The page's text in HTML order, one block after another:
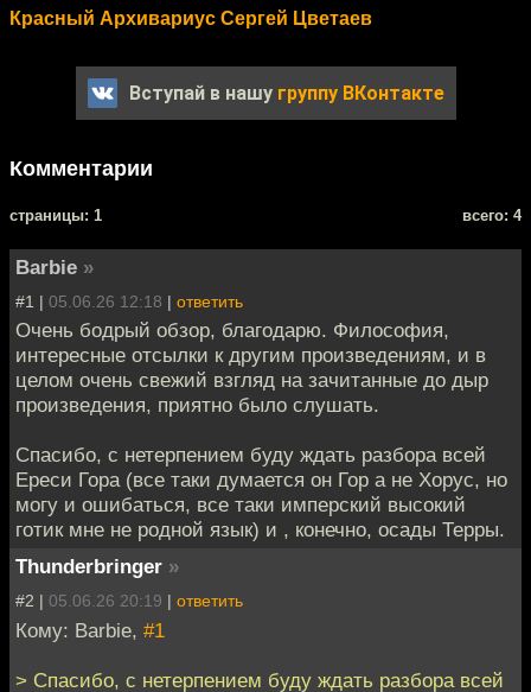
Красный Архивариус Сергей Цветаев
Вступай в нашу группу ВКонтакте
Комментарии
cтраницы: 1 всего: 4
Barbie »
#1 | 05.06.26 12:18 | ответить
Очень бодрый обзор, благодарю. Философия,
интересные отсылки к другим произведениям, и в
целом очень свежий взгляд на зачитанные до дыр
произведения, приятно было слушать.
Спасибо, с нетерпением буду ждать разбора всей
Ереси Гора (все таки думается он Гор а не Хорус, но
могу и ошибаться, все таки имперский высокий
готик мне не родной язык) и , конечно, осады Терры.
Thunderbringer »
#2 | 05.06.26 20:19 | ответить
Кому: Barbie, #1
> Спасибо, с нетерпением буду ждать разбора всей